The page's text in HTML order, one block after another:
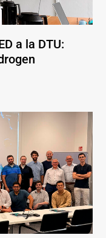
a la DTU: